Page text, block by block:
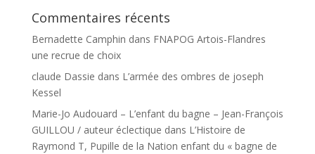
Commentaires récents
Bernadette Camphin dans FNAPOG Artois-Flandres
une recrue de choix
claude Dassie dans L’armée des ombres de joseph
Kessel
Marie-Jo Audouard – L’enfant du bagne – Jean-François
GUILLOU / auteur éclectique dans L’Histoire de
Raymond T, Pupille de la Nation enfant du « bagne de